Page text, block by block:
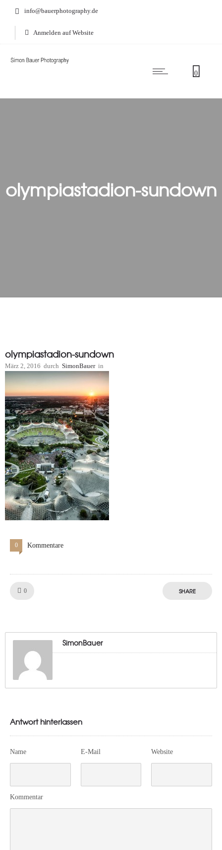
info@bauerphotography.de
Anmelden auf Website
0
olympiastadion-sundown
olympiastadion-sundown
März 2, 2016 durch SimonBauer in
0 Kommentare
0 SHARE
SimonBauer
Antwort hinterlassen
Name E-Mail Website
Kommentar